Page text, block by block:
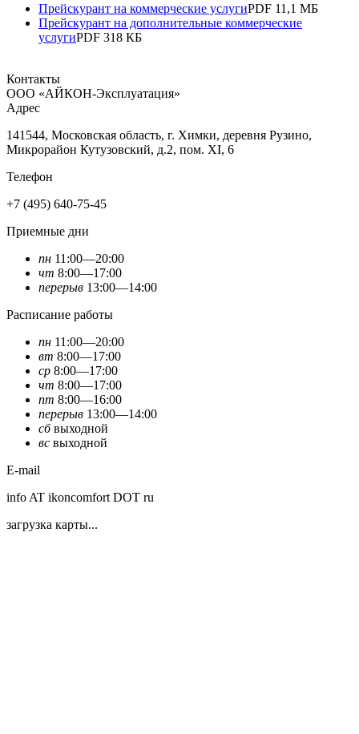
Прейскурант на коммерческие услугиPDF 11,1 МБ
Прейскурант на дополнительные коммерческие
услугиPDF 318 КБ
Контакты
ООО «АЙКОН-Эксплуатация»
Адрес
141544, Московская область, г. Химки, деревня Рузино,
Микрорайон Кутузовский, д.2, пом. XI, 6
Телефон
+7 (495) 640-75-45
Приемные дни
пн 11:00—20:00
чт 8:00—17:00
перерыв 13:00—14:00
Расписание работы
пн 11:00—20:00
вт 8:00—17:00
ср 8:00—17:00
чт 8:00—17:00
пт 8:00—16:00
перерыв 13:00—14:00
сбвыходной
вс выходной
E-mail
info AT ikoncomfort DOT ru
загрузка карты...